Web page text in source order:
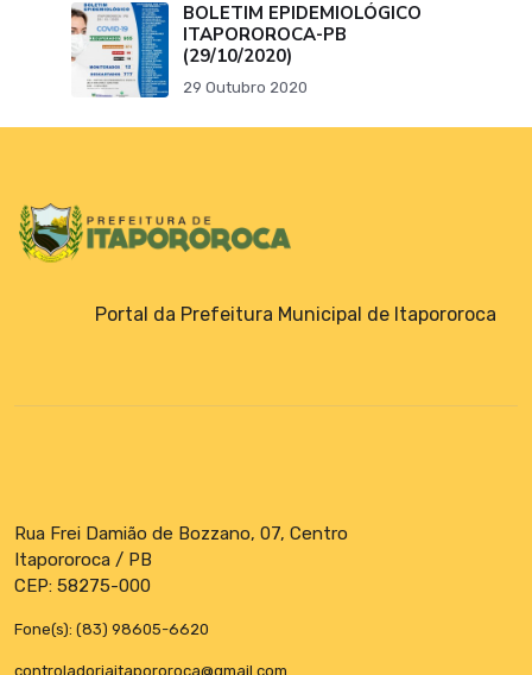
BOLETIM EPIDEMIOLÓGICO
ITAPOROROCA-PB
(29/10/2020)
29 Outubro 2020
Portal da Prefeitura Municipal de Itapororoca
Rua Frei Damião de Bozzano, 07, Centro
Itapororoca / PB
CEP: 58275-000
Fone(s): (83) 98605-6620
controladoriaitapororoca@gmail.com